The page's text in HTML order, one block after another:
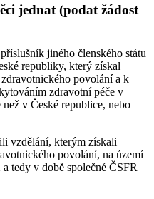
jednat (podat žádost
jiného členského státu
republiky, který získal
povolání a k
zdravotní péče v
v České republice, nebo
vzdělání, kterým získali
povolání, na území
tedy v době společné ČSFR